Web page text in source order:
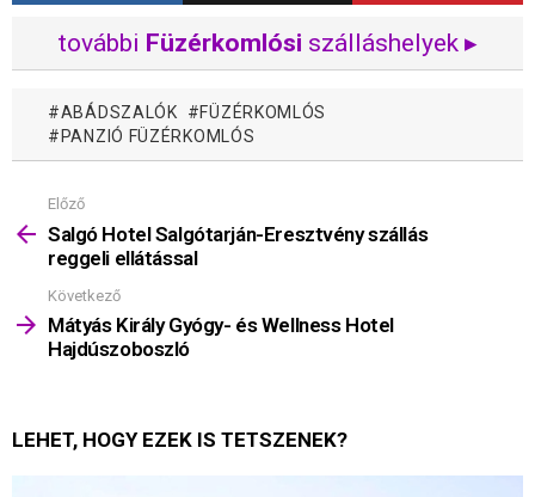
további Füzérkomlósi szálláshelyek ▸
ABÁDSZALÓK
FÜZÉRKOMLÓS
PANZIÓ FÜZÉRKOMLÓS
Mutass
többet
Előző
Salgó Hotel Salgótarján-Eresztvény szállás
reggeli ellátással
Következő
Mátyás Király Gyógy- és Wellness Hotel
Hajdúszoboszló
LEHET, HOGY EZEK IS TETSZENEK?